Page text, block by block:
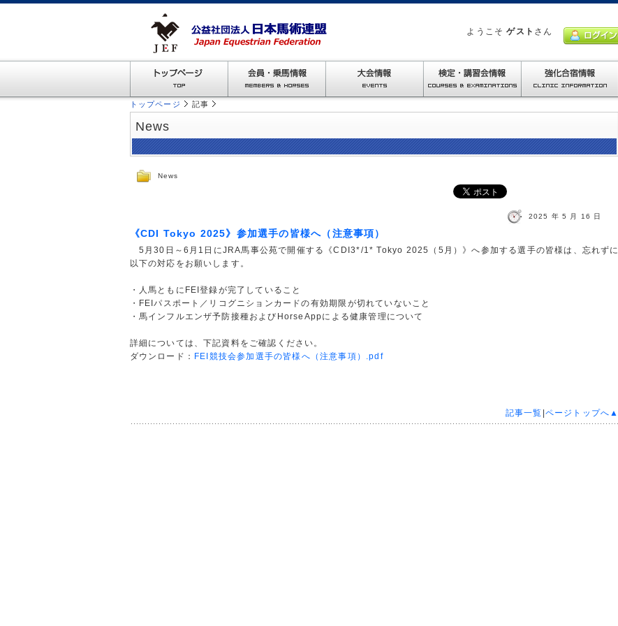
ようこそ ゲスト さん
トップページ 記事
News
News
2025 年 5 月 16 日
《CDI Tokyo 2025》参加選手の皆様へ（注意事項）
5月30日～6月1日にJRA馬事公苑で開催する《CDI3*/1* Tokyo 2025（5月）》へ参加する選手の皆様は、忘れずに
以下の対応をお願いします。
・人馬ともにFEI登録が完了していること
・FEIパスポート／リコグニションカードの有効期限が切れていないこと
・馬インフルエンザ予防接種およびHorseAppによる健康管理について
詳細については、下記資料をご確認ください。
ダウンロード： FEI競技会参加選手の皆様へ（注意事項）.pdf
記事一覧 ページトップへ▲